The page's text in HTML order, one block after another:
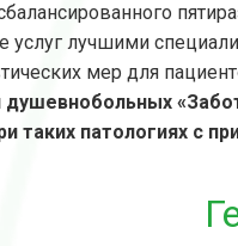
услуг лучшими
мер для
таких патологиях с